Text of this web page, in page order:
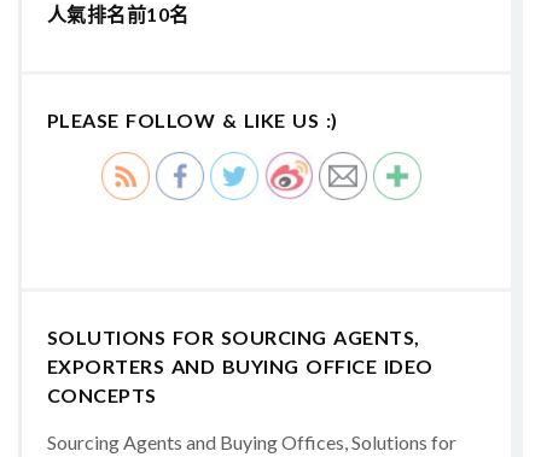
人氣排名前10名
PLEASE FOLLOW & LIKE US :)
SOLUTIONS FOR SOURCING AGENTS,
EXPORTERS AND BUYING OFFICE IDEO
CONCEPTS
Sourcing Agents and Buying Offices, Solutions for